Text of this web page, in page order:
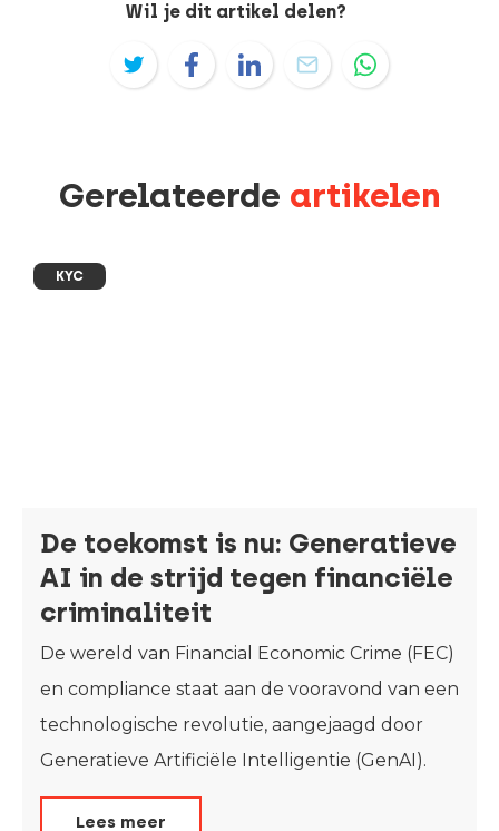
Wil je dit artikel delen?
Gerelateerde artikelen
KYC
De toekomst is nu: Generatieve
AI in de strijd tegen financiële
criminaliteit
De wereld van Financial Economic Crime (FEC)
en compliance staat aan de vooravond van een
technologische revolutie, aangejaagd door
Generatieve Artificiële Intelligentie (GenAI).
Lees meer